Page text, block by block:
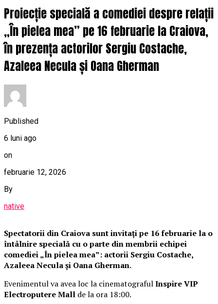
Proiecție specială a comediei despre relații
„În pielea mea” pe 16 februarie la Craiova,
în prezența actorilor Sergiu Costache,
Azaleea Necula și Oana Gherman
Published
6 luni ago
on
februarie 12, 2026
By
native
Spectatorii din Craiova sunt invitați pe 16 februarie la o
întâlnire specială cu o parte din membrii echipei
comediei „În pielea mea”: actorii Sergiu Costache,
Azaleea Necula și Oana Gherman.
Evenimentul va avea loc la cinematografulInspire VIP
Electroputere Mall de la ora 18:00.